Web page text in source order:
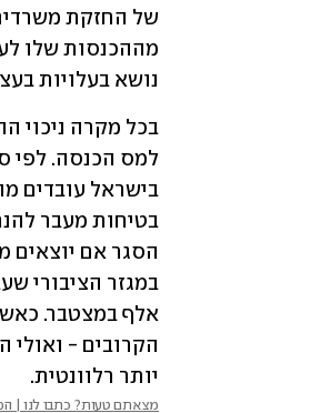
נושא בעלויות
יותר רלוונטית.
מצאתם טעות? כתבו לנו |